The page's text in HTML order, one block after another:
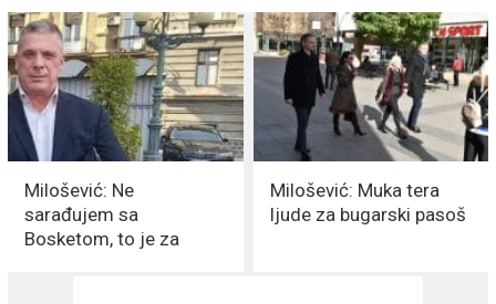
Milošević: Ne
sarađujem sa
Bosketom, to je za
Milošević: Muka tera
ljude za bugarski pasoš